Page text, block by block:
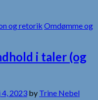
og retorik Omdømme og
i taler (og
4, 2023 by Trine Nebel